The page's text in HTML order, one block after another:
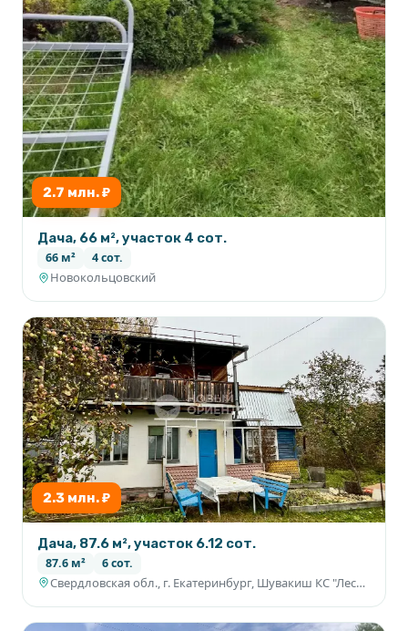
2.7 млн. ₽
Дача, 66 м², участок 4 сот.
66 м² 4 сот.
Новокольцовский
2.3 млн. ₽
Дача, 87.6 м², участок 6.12 сот.
87.6 м² 6 сот.
Свердловская обл., г. Екатеринбург, Шувакиш КС "Лесовод" участок 23